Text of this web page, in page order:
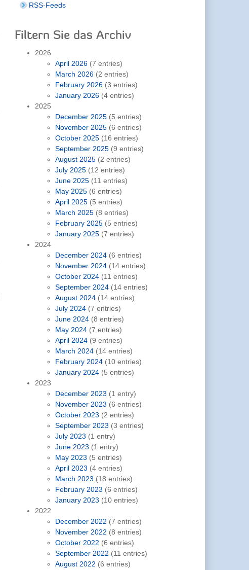
RSS-Feeds
Filtern Sie das Archiv
2026
April 2026 (7 entries)
March 2026 (2 entries)
February 2026 (3 entries)
January 2026 (4 entries)
2025
December 2025 (5 entries)
November 2025 (6 entries)
October 2025 (16 entries)
September 2025 (9 entries)
August 2025 (2 entries)
July 2025 (12 entries)
June 2025 (11 entries)
May 2025 (6 entries)
April 2025 (5 entries)
March 2025 (8 entries)
February 2025 (5 entries)
January 2025 (7 entries)
2024
December 2024 (6 entries)
November 2024 (14 entries)
October 2024 (11 entries)
September 2024 (14 entries)
August 2024 (14 entries)
July 2024 (7 entries)
June 2024 (8 entries)
May 2024 (7 entries)
April 2024 (9 entries)
March 2024 (14 entries)
February 2024 (10 entries)
January 2024 (5 entries)
2023
December 2023 (1 entry)
November 2023 (6 entries)
October 2023 (2 entries)
September 2023 (3 entries)
July 2023 (1 entry)
June 2023 (1 entry)
May 2023 (5 entries)
April 2023 (4 entries)
March 2023 (18 entries)
February 2023 (6 entries)
January 2023 (10 entries)
2022
December 2022 (7 entries)
November 2022 (8 entries)
October 2022 (6 entries)
September 2022 (11 entries)
August 2022 (6 entries)